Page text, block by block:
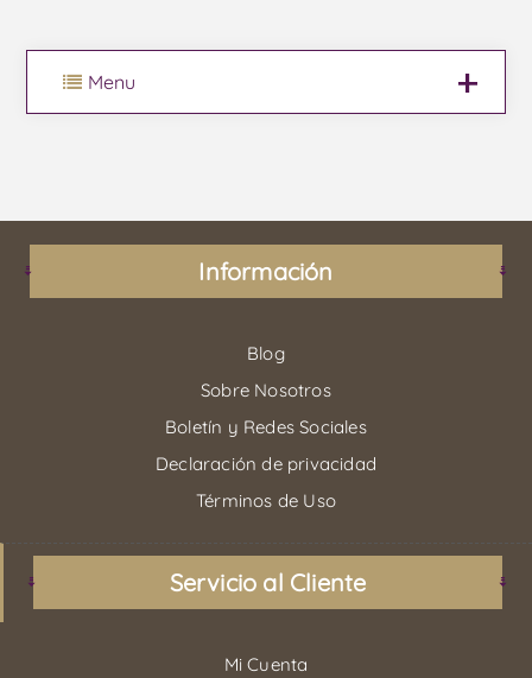
Menu
Información
Blog
Sobre Nosotros
Boletín y Redes Sociales
Declaración de privacidad
Términos de Uso
Servicio al Cliente
Mi Cuenta